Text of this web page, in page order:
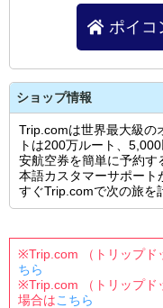
ポイコ
ショップ情報
Trip.comは世界最大級の
トは200万ルート、
安航空券を簡単に予約す
本語カスタマーサポート
すぐTrip.comで次の旅を
※Trip.com （トリップ
ちら
※Trip.com （トリップ
場合はこちら